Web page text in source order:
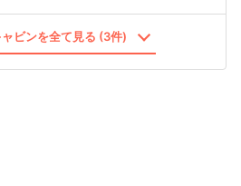
ビンを全て見る (3件)